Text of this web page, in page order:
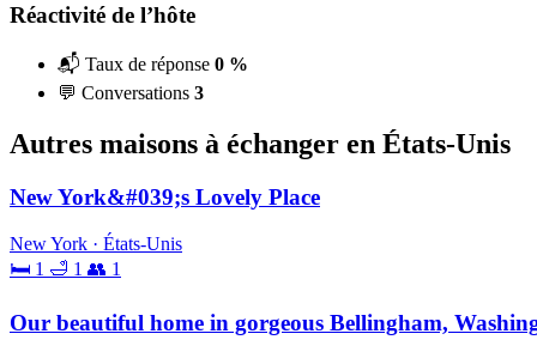
Réactivité de l’hôte
📬 Taux de réponse 0 %
💬 Conversations 3
Autres maisons à échanger en États-Unis
New York&#039;s Lovely Place
New York · États-Unis
🛏 1 🛁 1 👥 1
Our beautiful home in gorgeous Bellingham,